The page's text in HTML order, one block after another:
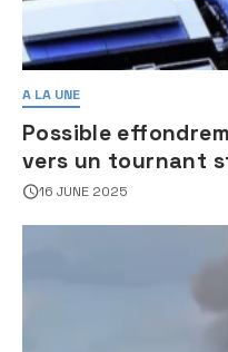
A LA UNE
Possible
vers un tournant
16 JUNE 2025